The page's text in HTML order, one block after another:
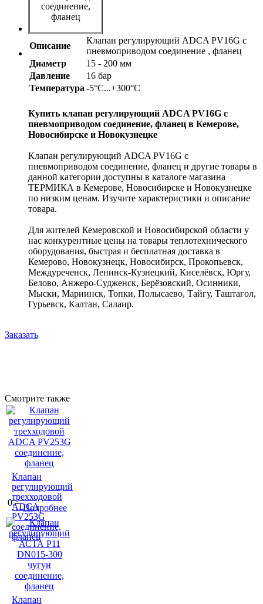
соединение,
фланец
Описание
Клапан регулирующий ADCA PV16G с
пневмоприводом соединение , фланец
Диаметр
15 - 200 мм
Давление
16 бар
Температура -5°С...+300°С
Купить клапан регулирующий ADCA PV16G с
пневмоприводом соединение, фланец в Кемерове,
Новосибирске и Новокузнецке
Клапан регулирующий ADCA PV16G с
пневмоприводом соединение, фланец и другие товары в
данной категории доступны в каталоге магазина
ТЕРМИКА в Кемерове, Новосибирске и Новокузнецке
по низким ценам. Изучите характеристики и описание
товара.
Для жителей Кемеровской и Новосибирской области у
нас конкурентные цены на товары теплотехнического
оборудования, быстрая и бесплатная доставка в
Кемерово, Новокузнецк, Новосибирск, Прокопьевск,
Междуреченск, Ленинск-Кузнецкий, Киселёвск, Юргу,
Белово, Анжеро-Судженск, Берёзовский, Осинники,
Мыски, Мариинск, Топки, Полысаево, Тайгу, Таштагол,
Гурьевск, Калтан, Салаир.
Заказать
Смотрите также
Клапан
регулирующий
трехходовой
ADCA
PV253G
соединение,
фланец
0.–
Подробнее
Клапан